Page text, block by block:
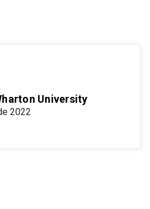
University
2022